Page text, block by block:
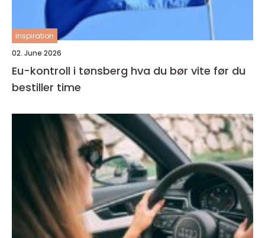
inspiration
02. June 2026
Eu-kontroll i tønsberg hva du bør vite før du
bestiller time